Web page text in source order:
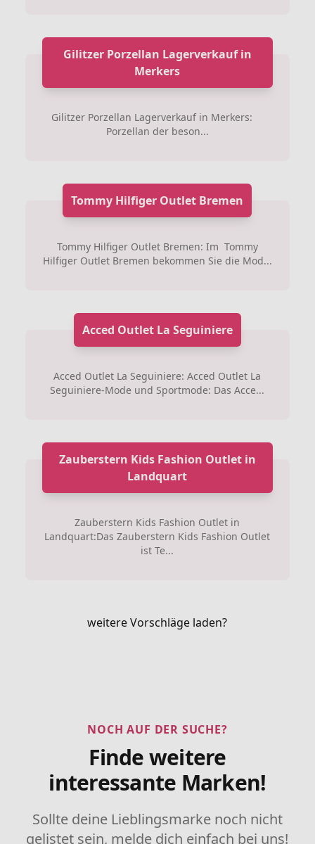
Gilitzer Porzellan Lagerverkauf in
Merkers
Gilitzer Porzellan Lagerverkauf in Merkers:
Porzellan der beson...
Tommy Hilfiger Outlet Bremen
Tommy Hilfiger Outlet Bremen: Im Tommy
Hilfiger Outlet Bremen bekommen Sie die Mod...
Acced Outlet La Seguiniere
Acced Outlet La Seguiniere: Acced Outlet La
Seguiniere-Mode und Sportmode: Das Acce...
Zauberstern Kids Fashion Outlet in
Landquart
Zauberstern Kids Fashion Outlet in
Landquart:Das Zauberstern Kids Fashion Outlet
ist Te...
weitere Vorschläge laden?
NOCH AUF DER SUCHE?
Finde weitere
interessante Marken!
Sollte deine Lieblingsmarke noch nicht
gelistet sein, melde dich einfach bei uns!